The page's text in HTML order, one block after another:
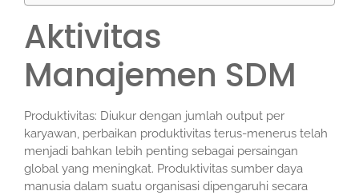
Aktivitas
Manajemen SDM
Produktivitas: Diukur dengan jumlah output per
karyawan, perbaikan produktivitas terus-menerus telah
menjadi bahkan lebih penting sebagai persaingan
global yang meningkat. Produktivitas sumber daya
manusia dalam suatu organisasi dipengaruhi secara